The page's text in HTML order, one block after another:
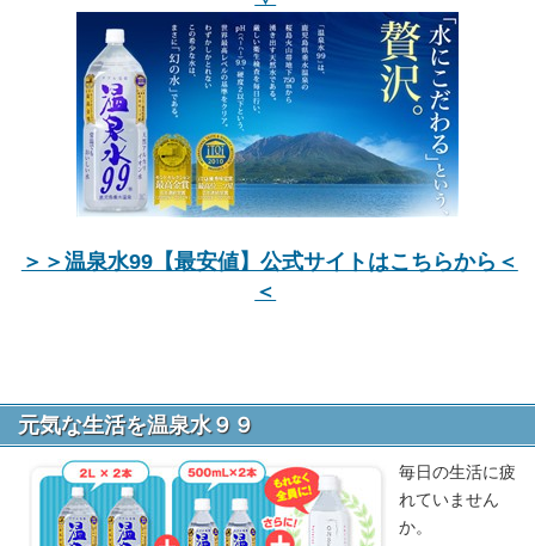
＞＞温泉水99【最安値】公式サイトはこちらから＜
＜
元気な生活を温泉水９９
毎日の生活に疲
れていません
か。